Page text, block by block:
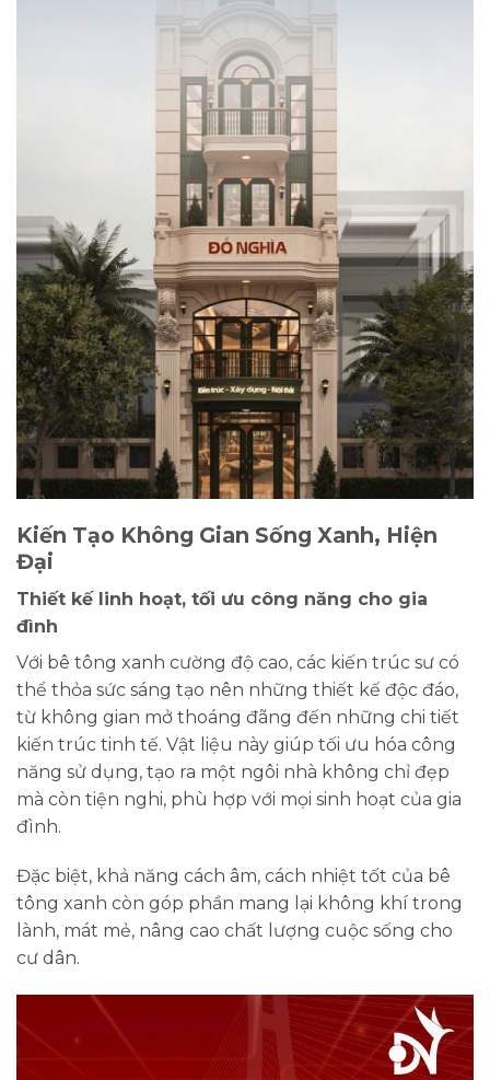
Kiến Tạo Không Gian Sống Xanh, Hiện
Đại
Thiết kế linh hoạt, tối ưu công năng cho gia
đình
Với bê tông xanh cường độ cao, các kiến trúc sư có
thể thỏa sức sáng tạo nên những thiết kế độc đáo,
từ không gian mở thoáng đãng đến những chi tiết
kiến trúc tinh tế. Vật liệu này giúp tối ưu hóa công
năng sử dụng, tạo ra một ngôi nhà không chỉ đẹp
mà còn tiện nghi, phù hợp với mọi sinh hoạt của gia
đình.
Đặc biệt, khả năng cách âm, cách nhiệt tốt của bê
tông xanh còn góp phần mang lại không khí trong
lành, mát mẻ, nâng cao chất lượng cuộc sống cho
cư dân.